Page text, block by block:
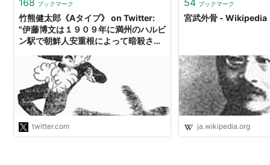
168 ブックマーク
竹熊健太郎《Aタイプ》 on Twitter:
"伊藤博文は１９０９年に満州のハルビ
ン駅で朝鮮人安重根によって暗殺され
狂いを揶揄し続けていた宮武外骨が
「滑稽新聞」に掲載した漫画が凄まじ
い。死んでからもおちょくり続けてい
る。 https://t.co/zQK00LoUxc"
twitter.com
54 ブックマーク
宮武外骨 - Wikipedia
ja.wikipedia.org